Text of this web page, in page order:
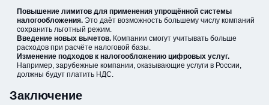
Повышение лимитов для применения упрощённой системы
налогообложения. Это даёт возможность большему числу компаний
сохранить льготный режим.
Введение новых вычетов. Компании смогут учитывать больше
расходов при расчёте налоговой базы.
Изменение подходов к налогообложению цифровых услуг.
Например, зарубежные компании, оказывающие услуги в России,
должны будут платить НДС.
Заключение